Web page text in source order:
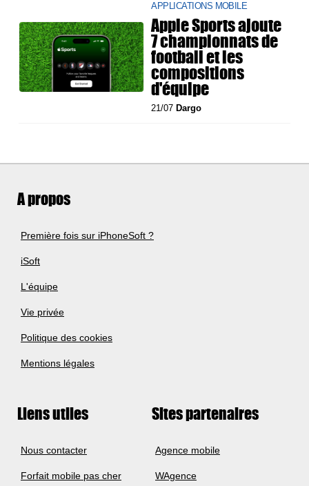
APPLICATIONS MOBILE
Apple Sports ajoute
7 championnats de
football et les
compositions
d'équipe
21/07 Dargo
A propos
Première fois sur iPhoneSoft ?
iSoft
L'équipe
Vie privée
Politique des cookies
Mentions légales
Liens utiles
Nous contacter
Forfait mobile pas cher
Sites partenaires
Agence mobile
WAgence